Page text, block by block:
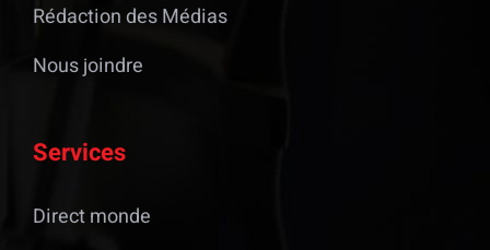
Rédaction des Médias
Nous joindre
Services
Direct monde